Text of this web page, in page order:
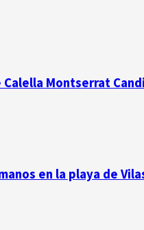
Calella Montserrat
en la playa de